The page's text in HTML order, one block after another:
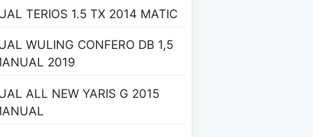
TERIOS 1.5 TX 2014 MATIC
WULING CONFERO DB 1,5
2019
ALL NEW YARIS G 2015